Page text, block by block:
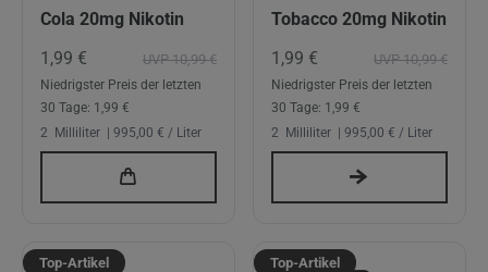
Cola 20mg Nikotin
UVP 10,99 €
1,99 €
Niedrigster Preis der letzten
30 Tage: 1,99 €
2 Milliliter | 995,00 € / Liter
Tobacco 20mg Nikotin
UVP 10,99 €
1,99 €
Niedrigster Preis der letzten
30 Tage: 1,99 €
2 Milliliter | 995,00 € / Liter
Top-Artikel Top-Artikel